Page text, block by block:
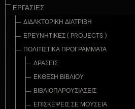
ΕΡΓΑΣΙΕΣ
ΔΙΔΑΚΤΟΡΙΚΉ ΔΙΑΤΡΙΒΉ
ΕΡΕΥΝΗΤΙΚΈΣ ( PROJECTS )
ΠΟΛΙΤΙΣΤΙΚΆ ΠΡΟΓΡΆΜΜΑΤΑ
ΔΡΆΣΕΙΣ
ΈΚΘΕΣΗ ΒΙΒΛΊΟΥ
ΒΙΒΛΙΟΠΑΡΟΥΣΙΆΣΕΙΣ
ΕΠΙΣΚΈΨΕΙΣ ΣΕ ΜΟΥΣΕΊΑ